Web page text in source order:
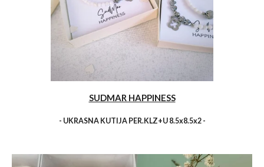
SUDMAR HAPPINESS
- UKRASNA KUTIJA PER.KLZ+U 8.5x8.5x2 -